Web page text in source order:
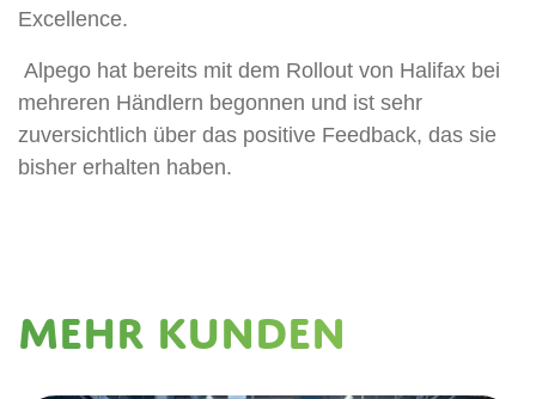
Excellence.
Alpego hat bereits mit dem Rollout von Halifax bei
mehreren Händlern begonnen und ist sehr
zuversichtlich über das positive Feedback, das sie
bisher erhalten haben.
Mehr Kunden